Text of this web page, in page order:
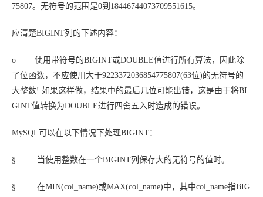
75807。无符号的范围是0到18446744073709551615。
应清楚BIGINT列的下述内容：
o 使用带符号的BIGINT或DOUBLE值进行所有算法，因此除
了位函数，不应使用大于9223372036854775807(63位)的无符号的
大整数! 如果这样做，结果中的最后几位可能出错，这是由于将BI
GINT值转换为DOUBLE进行四舍五入时造成的错误。
MySQL可以在以下情况下处理BIGINT：
§ 当使用整数在一个BIGINT列保存大的无符号的值时。
§ 在MIN(col_name)或MAX(col_name)中，其中col_name指BIG